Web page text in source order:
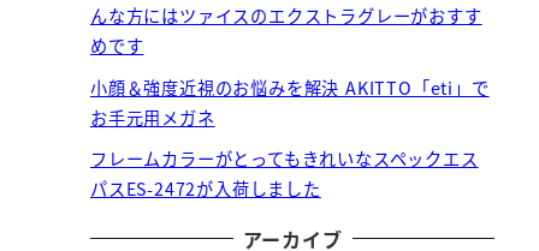
んな方にはツァイスのエクストラグレーがおすす
めです
小顔＆強度近視のお悩みを解決 AKITTO「eti」で
お手元用メガネ
フレームカラーがとってもきれいなスペックエス
パスES-2472が入荷しました
アーカイブ